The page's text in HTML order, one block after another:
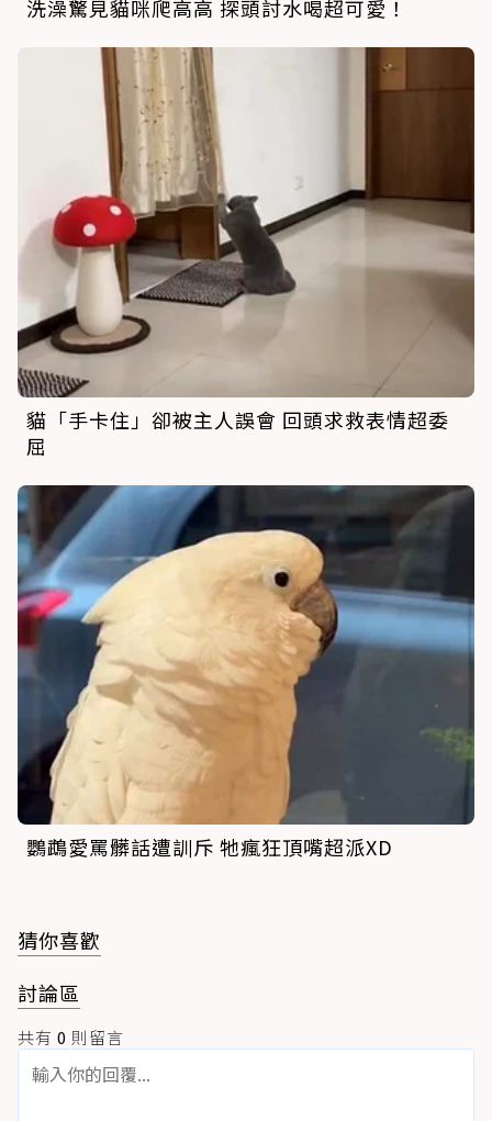
洗澡驚見貓咪爬高高 探頭討水喝超可愛！
貓「手卡住」卻被主人誤會 回頭求救表情超委
屈
鸚鵡愛罵髒話遭訓斥 牠瘋狂頂嘴超派XD
猜你喜歡
討論區
共有 0 則留言